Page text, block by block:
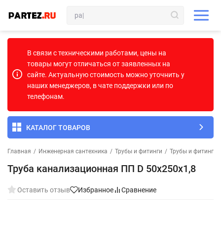
В связи с техническими работами, цены на
товары могут отличаться от заявленных на
сайте. Актуальную стоимость можно уточнить у
наших менеджеров, в чате поддержки или по
телефонам.
КАТАЛОГ ТОВАРОВ
Главная / Инженерная сантехника / Трубы и фитинги / Трубы и фитинги
Труба канализационная ПП D 50х250х1,8
Оставить отзыв Избранное Сравнение